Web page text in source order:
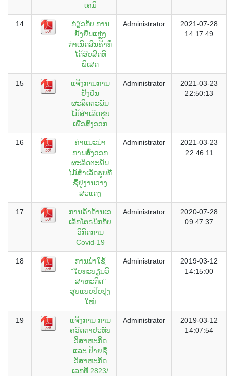
ເຄມີ
14
ກ່ຽວກັບ ການ
ຢັ້ງຢືນແຫຼ່ງ
ກຳເນີດສີນຄ້າທີ່
ໄດ້ຮັບສິດທິ
ພິເສດ
Administrator
2021-07-28
14:17:49
15
ແຈ້ງການການ
ຢັ້ງຢືນ
ຜະລິດຕະພັນ
ໄມ້ສຳເລັດຮູບ
ເພື່ອສົ່ງອອກ
Administrator
2021-03-23
22:50:13
16
ຄຳແນະນຳ
ການສົ່ງອອກ
ຜະລິດຕະພັນ
ໄມ້ສຳເລັດຮູບທີ່
ຊື້ຢູ່ງານວາງ
ສະແດງ
Administrator
2021-03-23
22:46:11
17
ການຄ້າດ້ານເອ
ເລັກໂຕຣນິກກັບ
ວິກິດການ
Covid-19
Administrator
2020-07-28
09:47:37
18
ການນຳໃຊ້
"ໃບທະບຽນວິ
ສາຫະກີດ"
ຮູບແບບປັບປຸງ
ໃໝ່
Administrator
2019-03-12
14:15:00
19
ແຈ້ງການ ການ
ຄວັດຕາປະທັບ
ວິສາຫະກິດ
ແລະ ປ້າຍຊື່
ວິສາຫະກິດ
ເລກທີ 2823/
Administrator
2019-03-12
14:07:54